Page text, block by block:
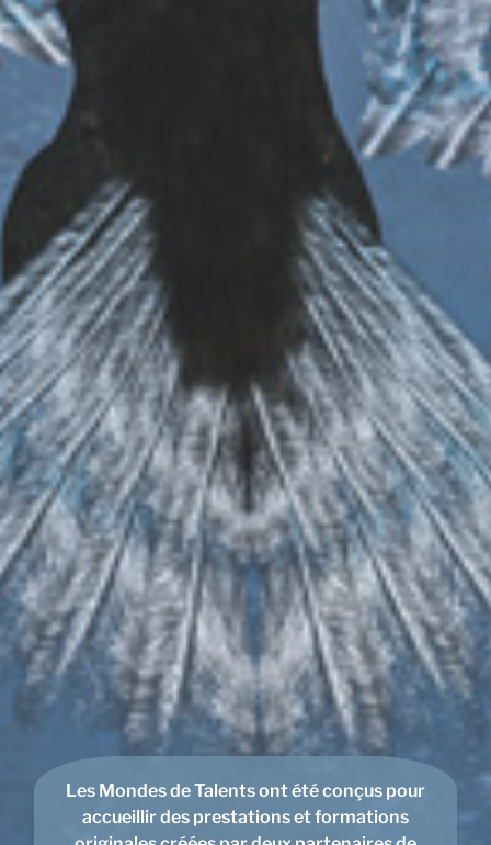
Les Mondes de Talents ont été conçus pour
accueillir des prestations et formations